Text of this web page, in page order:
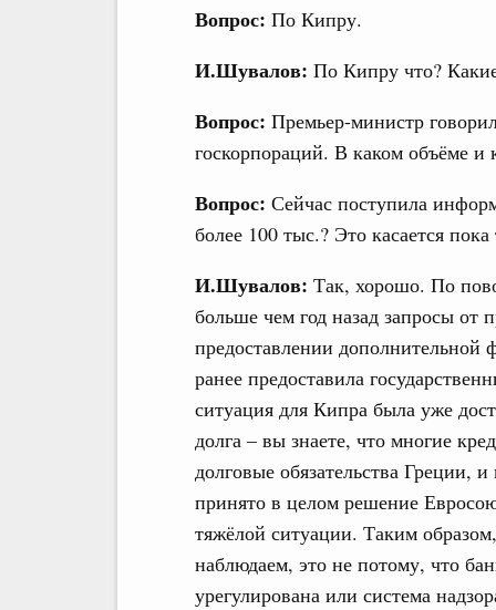
Вопрос: По Кипру.
И.Шувалов: По Кипру что?
Вопрос: Премьер-министр
госкорпораций. В каком объёме
Вопрос: Сейчас поступила
более 100 тыс.? Это касается
И.Шувалов: Так, хорошо. По
больше чем год назад запросы от
предоставлении
ранее предоставила
ситуация для Кипра была уже
долга – вы знаете, что многие
долговые обязательства Греции,
принято в целом решение
тяжёлой ситуации. Таким
наблюдаем, это не потому, что
урегулирована или система